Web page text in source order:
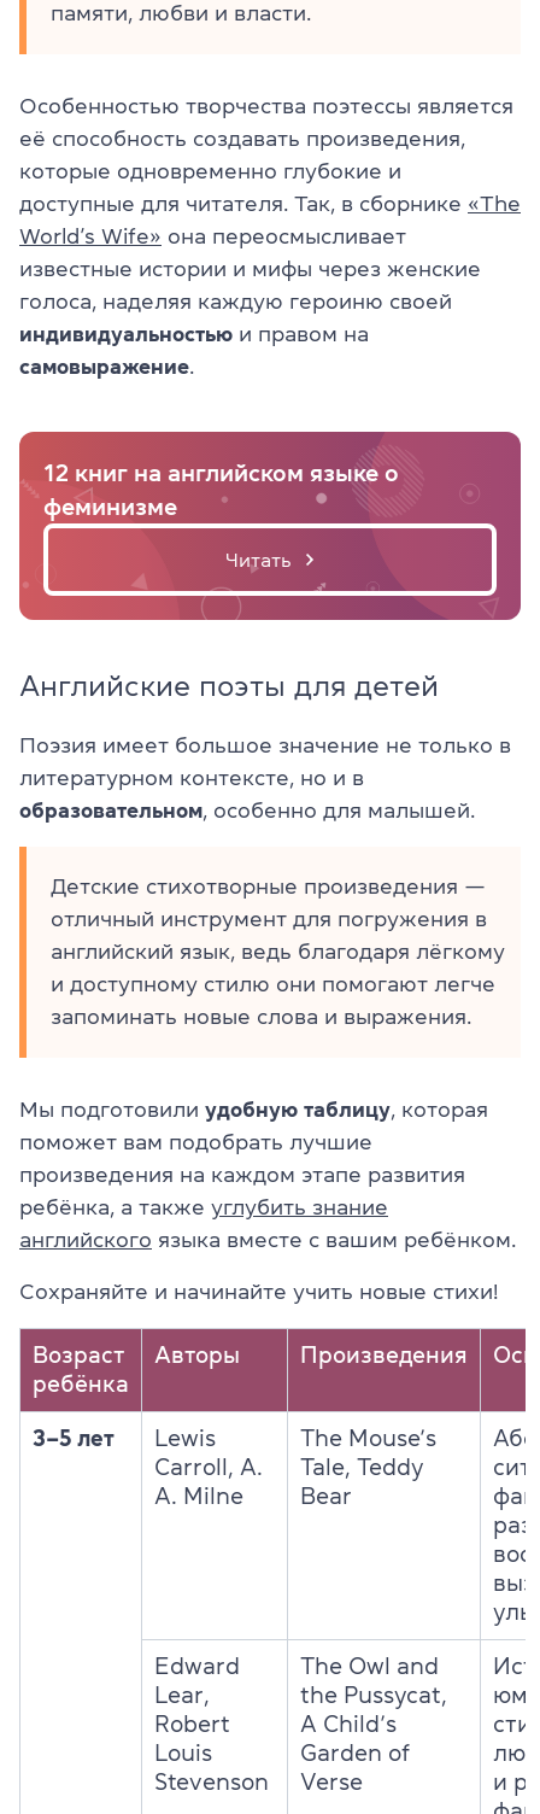
памяти, любви и власти.
Особенностью творчества поэтессы является
её способность создавать произведения,
которые одновременно глубокие и
доступные для читателя. Так, в сборнике «The
World’s Wife» она переосмысливает
известные истории и мифы через женские
голоса, наделяя каждую героиню своей
индивидуальностью и правом на
самовыражение.
12 книг на английском языке о
феминизме
Читать
Английские поэты для детей
Поэзия имеет большое значение не только в
литературном контексте, но и в
образовательном, особенно для малышей.
Детские стихотворные произведения —
отличный инструмент для погружения в
английский язык, ведь благодаря лёгкому
и доступному стилю они помогают легче
запоминать новые слова и выражения.
Мы подготовили удобную таблицу, которая
поможет вам подобрать лучшие
произведения на каждом этапе развития
ребёнка, а также углубить знание
английского языка вместе с вашим ребёнком.
Сохраняйте и начинайте учить новые стихи!
Возраст
ребёнка
Авторы Произведения
3–5 лет
Lewis
Carroll, A.
A. Milne
The Mouse’s
Tale, Teddy
Bear
Edward
Lear,
Robert
Louis
Stevenson
The Owl and
the Pussycat,
A Child’s
Garden of
Verse
и